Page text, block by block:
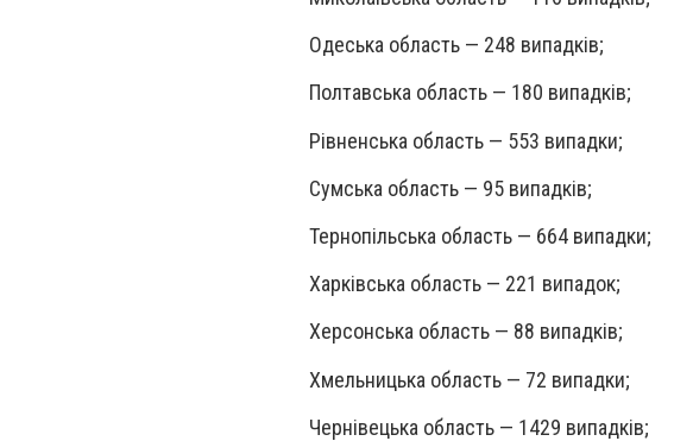
Одеська область — 248 випадків;
Полтавська область — 180 випадків;
Рівненська область — 553 випадки;
Сумська область — 95 випадків;
Тернопільська область — 664 випадки;
Харківська область — 221 випадок;
Херсонська область — 88 випадків;
Хмельницька область — 72 випадки;
Чернівецька область — 1429 випадків;